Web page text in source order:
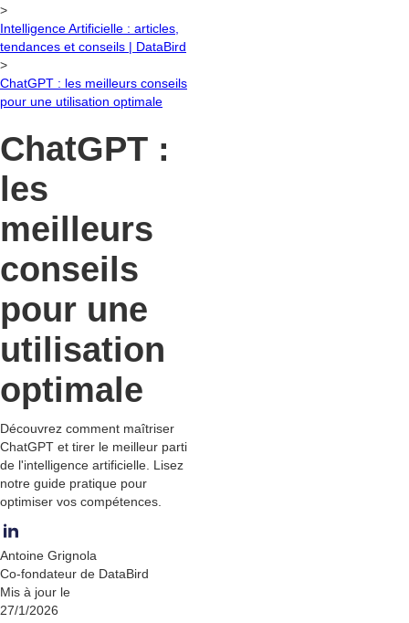
>
Intelligence Artificielle : articles,
tendances et conseils | DataBird
>
ChatGPT : les meilleurs conseils
pour une utilisation optimale
ChatGPT :
les
meilleurs
conseils
pour une
utilisation
optimale
Découvrez comment maîtriser
ChatGPT et tirer le meilleur parti
de l'intelligence artificielle. Lisez
notre guide pratique pour
optimiser vos compétences.
Antoine Grignola
Co-fondateur de DataBird
Mis à jour le
27/1/2026